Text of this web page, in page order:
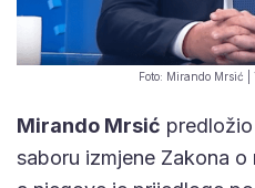
Foto: Mirando Mrsić |
Mirando Mrsić
saboru izmjene Zakona